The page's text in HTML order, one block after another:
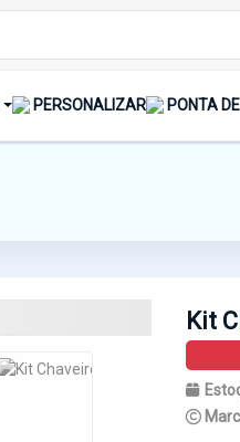
PERSONALIZAR PONTA
Kit